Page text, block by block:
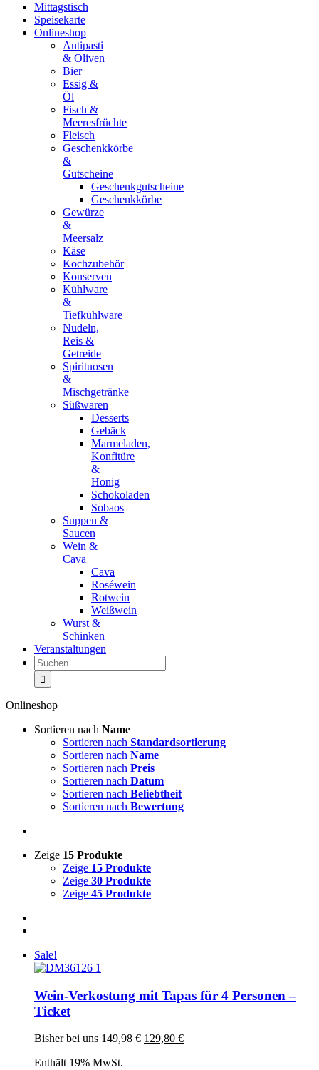
Mittagstisch
Speisekarte
Onlineshop
Antipasti
& Oliven
Bier
Essig &
Öl
Fisch &
Meeresfrüchte
Fleisch
Geschenkkörbe
&
Gutscheine
Geschenkgutscheine
Geschenkkörbe
Gewürze
&
Meersalz
Käse
Kochzubehör
Konserven
Kühlware
&
Tiefkühlware
Nudeln,
Reis &
Getreide
Spirituosen
&
Mischgetränke
Süßwaren
Desserts
Gebäck
Marmeladen,
Konfitüre
&
Honig
Schokoladen
Sobaos
Suppen &
Saucen
Wein &
Cava
Cava
Roséwein
Rotwein
Weißwein
Wurst &
Schinken
Veranstaltungen
Suche
nach:
Onlineshop
Sortieren nach Name
Sortieren nach Standardsortierung
Sortieren nach Name
Sortieren nach Preis
Sortieren nach Datum
Sortieren nach Beliebtheit
Sortieren nach Bewertung
Zeige 15 Produkte
Zeige 15 Produkte
Zeige 30 Produkte
Zeige 45 Produkte
Sale!
Wein-Verkostung mit Tapas für 4 Personen –
Ticket
Bisher bei uns 149,98€ Ursprünglicher
129,80 €Aktueller
Enthält 19% MwSt.